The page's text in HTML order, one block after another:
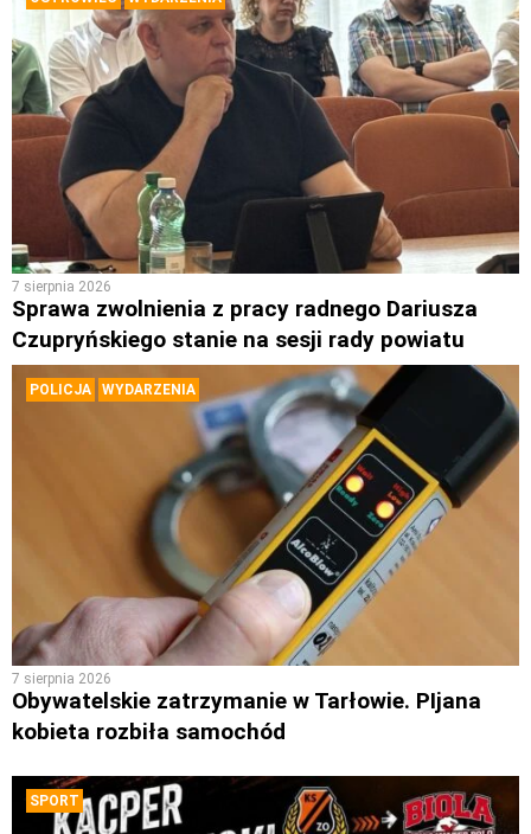
7 sierpnia 2026
Sprawa zwolnienia z pracy radnego Dariusza
Czupryńskiego stanie na sesji rady powiatu
POLICJA WYDARZENIA
7 sierpnia 2026
Obywatelskie zatrzymanie w Tarłowie. PIjana
kobieta rozbiła samochód
SPORT